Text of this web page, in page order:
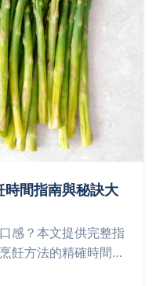
時間指南與秘訣大
感？本文提供完整指
飪方法的精確時間，
，讓你輕鬆掌握綠蘪